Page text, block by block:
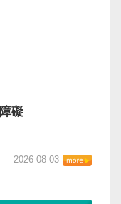
礙
2026-08-03